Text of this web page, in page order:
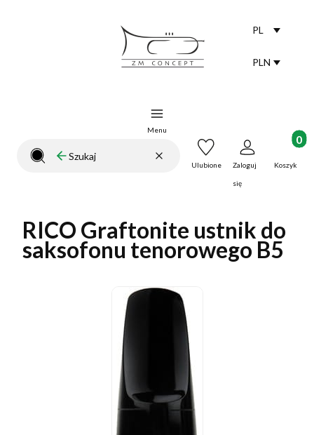
PL
PLN
Menu
Zamknij wyszukiwarkęWyczyść
Szukaj Ulubione Zaloguj
się
Koszyk
RICO Graftonite ustnik do
saksofonu tenorowego B5